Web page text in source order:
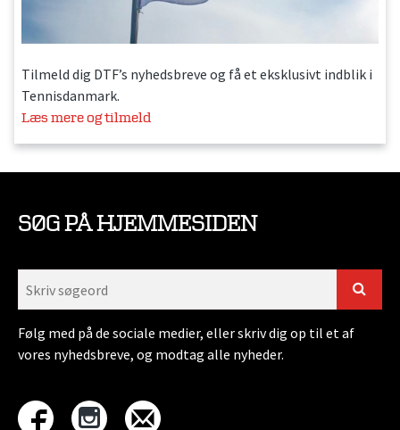
Tilmeld dig DTF’s nyhedsbreve og få et eksklusivt indblik i
Tennisdanmark.
Læs mere og tilmeld
SØG PÅ HJEMMESIDEN
Følg med på de sociale medier, eller skriv dig op til et af
vores nyhedsbreve, og modtag alle nyheder.